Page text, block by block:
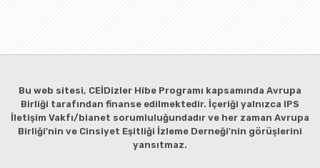
Bu web sitesi, CEİDizler Hibe Programı kapsamında Avrupa
Birliği tarafından finanse edilmektedir. İçeriği yalnızca IPS
İletişim Vakfı/bianet sorumluluğundadır ve her zaman Avrupa
Birliği'nin ve Cinsiyet Eşitliği İzleme Derneği'nin görüşlerini
yansıtmaz.